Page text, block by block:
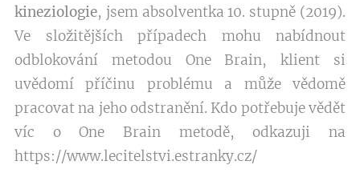
kineziologie, jsem absolventka 10. stupně (2019).
Ve složitějších případech mohu nabídnout
odblokování metodou One Brain, klient si
uvědomí příčinu problému a může vědomě
pracovat na jeho odstranění. Kdo potřebuje vědět
víc o One Brain metodě, odkazuji na
https://www.lecitelstvi.estranky.cz/